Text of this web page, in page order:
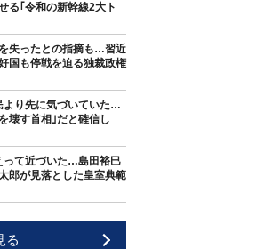
る｢令和の新幹線2大ト
失ったとの指摘も…習近
国も停戦を迫る独裁政権
より先に気づいていた…
壊す首相｣だと確信し
って近づいた…島田裕巳
郎が見落とした皇室典範
る